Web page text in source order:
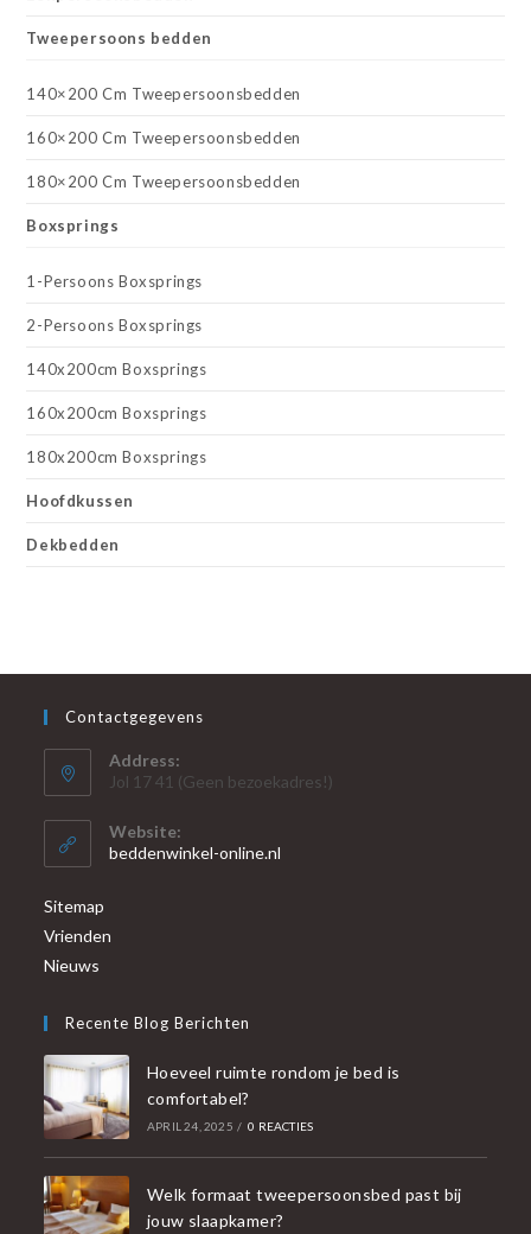
Tweepersoons bedden
140×200 Cm Tweepersoonsbedden
160×200 Cm Tweepersoonsbedden
180×200 Cm Tweepersoonsbedden
Boxsprings
1-Persoons Boxsprings
2-Persoons Boxsprings
140x200cm Boxsprings
160x200cm Boxsprings
180x200cm Boxsprings
Hoofdkussen
Dekbedden
Contactgegevens
Address:
Jol 17 41 (Geen bezoekadres!)
Website:
beddenwinkel-online.nl
Sitemap
Vrienden
Nieuws
Recente Blog Berichten
Hoeveel ruimte rondom je bed is
comfortabel?
APRIL 24, 2025 / 0 REACTIES
Welk formaat tweepersoonsbed past bij
jouw slaapkamer?